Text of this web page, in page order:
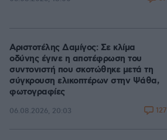
Αριστοτέλης Δαμίγος: Σε κλίμα
οδύνης έγινε η αποτέφρωση του
συντονιστή που σκοτώθηκε μετά τη
σύγκρουση ελικοπτέρων στην Ψάθα,
φωτογραφίες
06.08.2026, 20:03 127